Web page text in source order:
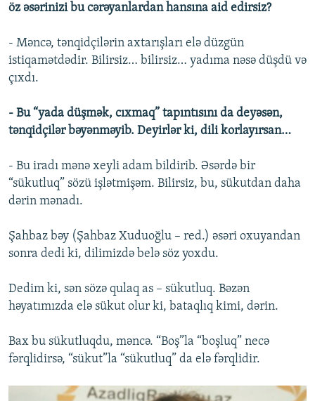
öz əsərinizi bu cərəyanlardan hansına aid edirsiz?
- Məncə, tənqidçilərin axtarışları elə düzgün
istiqamətdədir. Bilirsiz… bilirsiz… yadıma nəsə düşdü və
çıxdı.
- Bu “yada düşmək, cıxmaq” tapıntısını da deyəsən,
tənqidçilər bəyənməyib. Deyirlər ki, dili korlayırsan…
- Bu iradı mənə xeyli adam bildirib. Əsərdə bir
“sükutluq” sözü işlətmişəm. Bilirsiz, bu, sükutdan daha
dərin mənadı.
Şahbaz bəy (Şahbaz Xuduoğlu – red.) əsəri oxuyandan
sonra dedi ki, dilimizdə belə söz yoxdu.
Dedim ki, sən sözə qulaq as – sükutluq. Bəzən
həyatımızda elə sükut olur ki, bataqlıq kimi, dərin.
Bax bu sükutluqdu, məncə. “Boş”la “boşluq” necə
fərqlidirsə, “sükut”la “sükutluq” da elə fərqlidir.